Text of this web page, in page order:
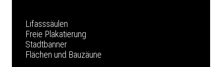
Lifasssäulen
Freie Plakatierung
Stadtbanner
Flächen und Bauzäune